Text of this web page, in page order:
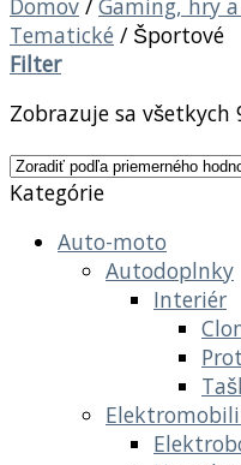
Tematické /Športové
Filter
Zobrazuje sa všetkych
Kategórie
Auto-moto
Autodoplnky
Interiér